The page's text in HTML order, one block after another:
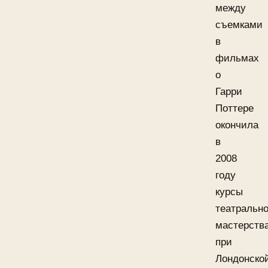
между
съемками
в
фильмах
о
Гарри
Поттере
окончила
в
2008
году
курсы
при